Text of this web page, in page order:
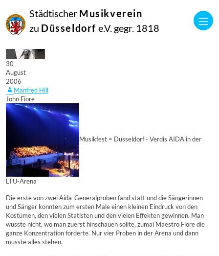
Städtischer Musikverein
zu Düsseldorf e.V. gegr. 1818
30
August
2006
Manfred Hill
John Fiore
Musikfest = Düsseldorf - Verdis AIDA in der
LTU-Arena
Die erste von zwei Aida-Generalproben fand statt und die Sängerinnen
und Sänger konnten zum ersten Male einen kleinen Eindruck von den
Kostümen, den vielen Statisten und den vielen Effekten gewinnen. Man
wusste nicht, wo man zuerst hinschauen sollte, zumal Maestro Fiore die
ganze Konzentration forderte. Nur vier Proben in der Arena und dann
musste alles stehen.